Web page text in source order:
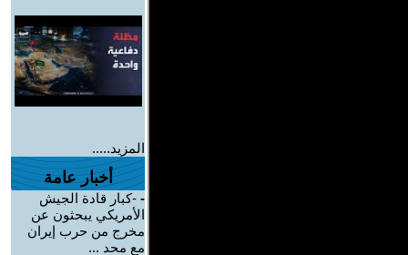
المزيد.....
أخبار عامة
- -كبار قادة الجيش
الأمريكي يبحثون عن
مخرج من حرب إيران
مع محد ...